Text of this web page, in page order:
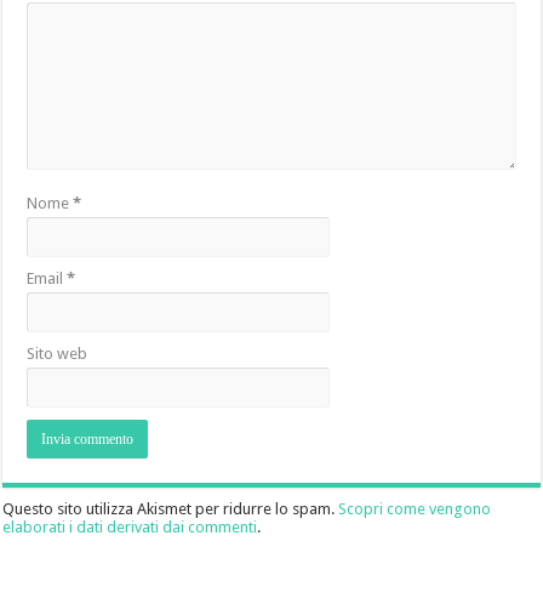
Nome*
Email*
Sito web
Questo sito utilizza Akismet per ridurre lo spam.Scopri come vengono
elaborati i dati derivati dai commenti.